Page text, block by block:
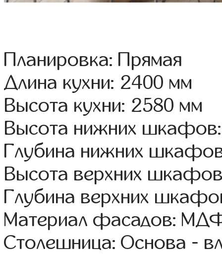
Планировка: Прямая
Длина кухни: 2400 мм
Высота кухни: 2580 мм
Высота нижних
Глубина нижних
Высота верхних
Глубина верхних
Материал фасадов:
Столешница: Основа -